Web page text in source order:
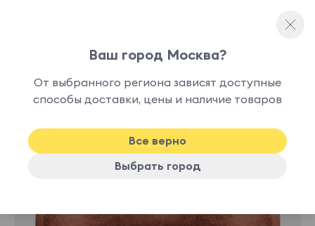
-10% Хит
Ваш город Москва?
От выбранного региона зависят доступные
способы доставки, цены и наличие товаров
Все верно
Выбрать город